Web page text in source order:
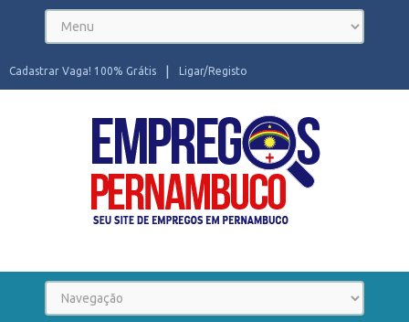
Ligar/Registo
Cadastrar Vaga! 100% Grátis